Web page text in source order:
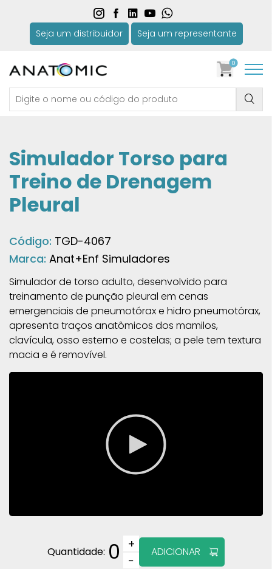
Seja um distribuidor Seja um representante
0
Simulador Torso para
Treino de Drenagem
Pleural
Código: TGD-4067
Marca: Anat+Enf Simuladores
Simulador de torso adulto, desenvolvido para
treinamento de punção pleural em cenas
emergenciais de pneumotórax e hidro pneumotórax,
apresenta traços anatômicos dos mamilos,
clavícula, osso esterno e costelas; a pele tem textura
macia e é removível.
Quantidade: 0
+
−
ADICIONAR